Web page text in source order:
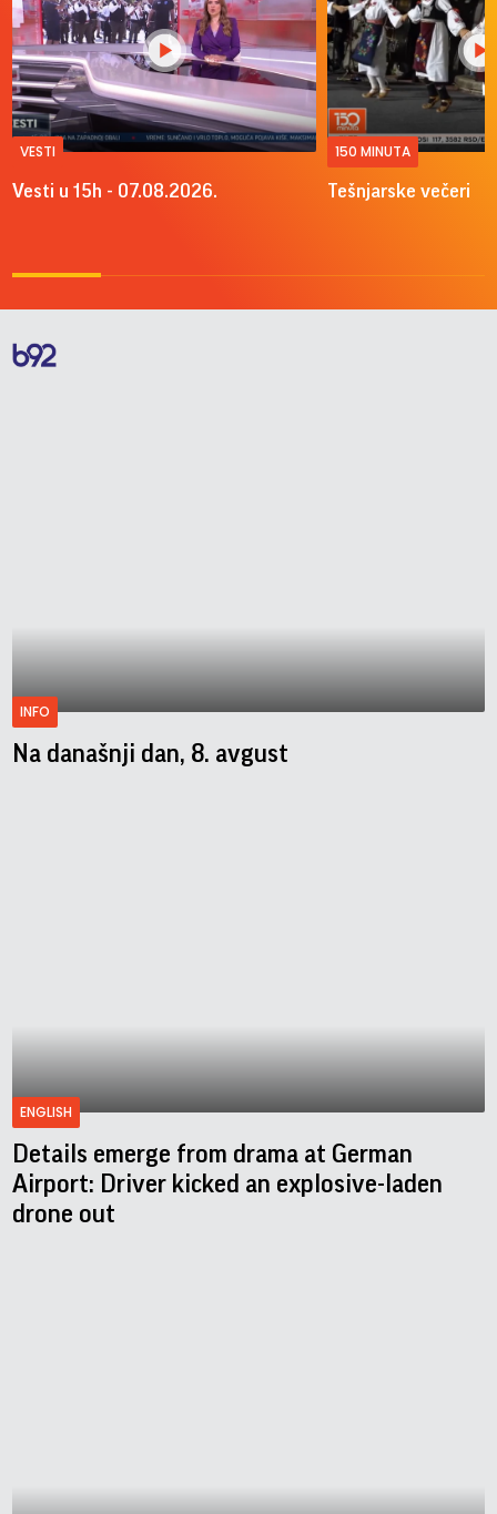
VESTI
Vesti u 15h - 07.08.2026.
150 MINUTA
Tešnjarske večeri
INFO
Na današnji dan, 8. avgust
ENGLISH
Details emerge from drama at German
Airport: Driver kicked an explosive-laden
drone out